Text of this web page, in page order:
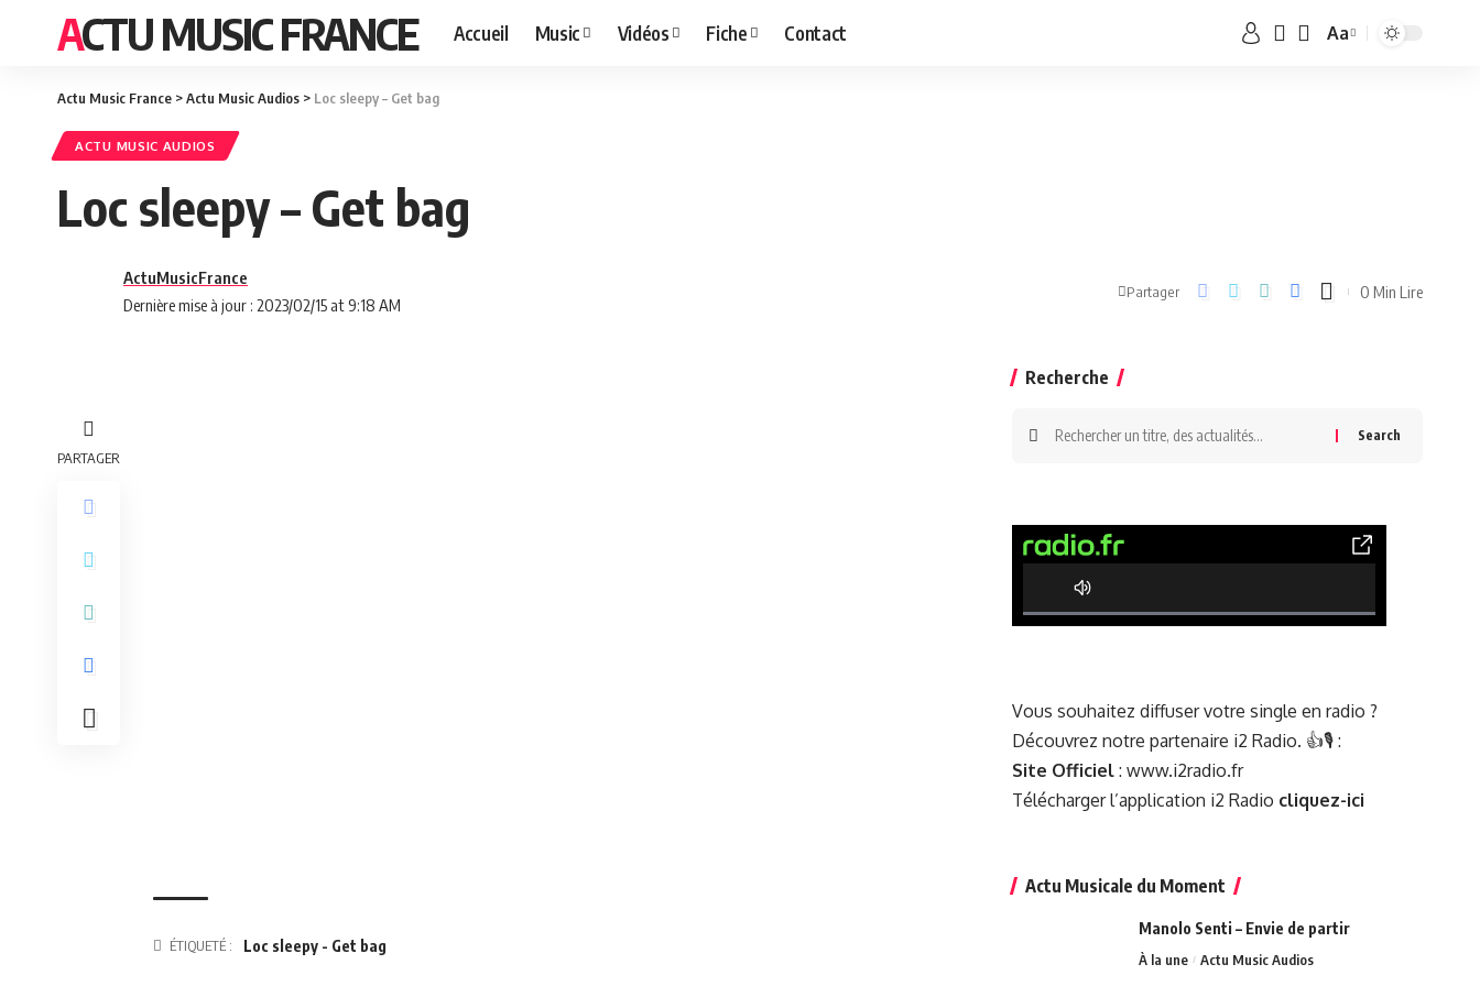
ACTU MUSIC FRANCE Accueil Music Vidéos Fiche Contact Aa
Actu Music France >Actu Music Audios > Loc sleepy – Get bag
ACTU MUSIC AUDIOS
Loc sleepy – Get bag
Dernière mise à jour : 2023/02/15 at 9:18 AM
ActuMusicFrance
Partager 0 Min Lire
PARTAGER
ÉTIQUETÉ : Loc sleepy - Get bag
Recherche
0% Complete
Vous souhaitez diffuser votre single en radio ?
Découvrez notre partenaire i2 Radio. 👍🎙️ :
Site Officiel: www.i2radio.fr
Télécharger l’application i2 Radio cliquez-ici
Actu Musicale du Moment
Manolo Senti – Envie de partir
À la une Actu Music Audios